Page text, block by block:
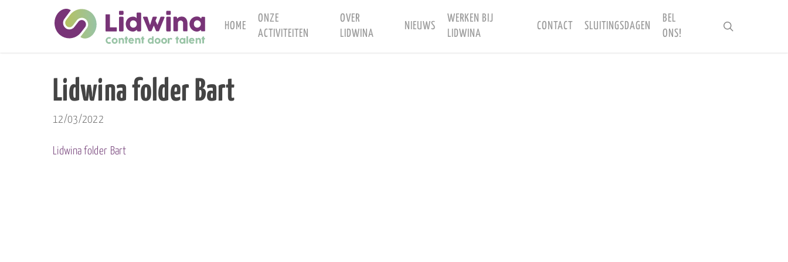
HOME
ONZE
ACTIVITEITEN
OVER
LIDWINA
NIEUWS
WERKEN BIJ
LIDWINA
CONTACT SLUITINGSDAGEN
BEL
ONS!
Lidwina folder Bart
12/03/2022
Lidwina folder Bart